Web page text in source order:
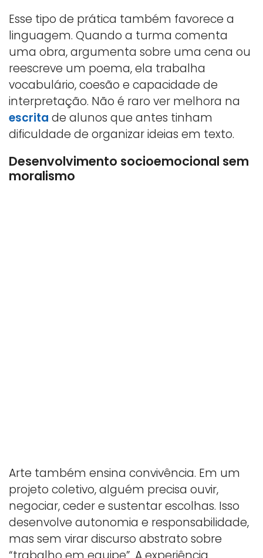
Esse tipo de prática também favorece a
linguagem. Quando a turma comenta
uma obra, argumenta sobre uma cena ou
reescreve um poema, ela trabalha
vocabulário, coesão e capacidade de
interpretação. Não é raro ver melhora na
escrita de alunos que antes tinham
dificuldade de organizar ideias em texto.
Desenvolvimento socioemocional sem
moralismo
Arte também ensina convivência. Em um
projeto coletivo, alguém precisa ouvir,
negociar, ceder e sustentar escolhas. Isso
desenvolve autonomia e responsabilidade,
mas sem virar discurso abstrato sobre